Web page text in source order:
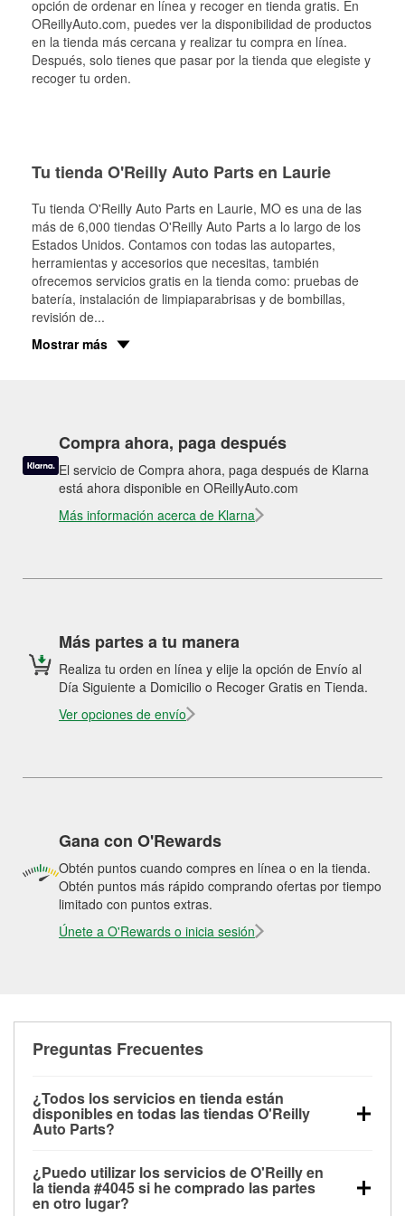
opción de ordenar en línea y recoger en tienda gratis. En
OReillyAuto.com, puedes ver la disponibilidad de productos
en la tienda más cercana y realizar tu compra en línea.
Después, solo tienes que pasar por la tienda que elegiste y
recoger tu orden.
Tu tienda O'Reilly Auto Parts en Laurie
Tu tienda O'Reilly Auto Parts en Laurie, MO es una de las
más de 6,000 tiendas O'Reilly Auto Parts a lo largo de los
Estados Unidos. Contamos con todas las autopartes,
herramientas y accesorios que necesitas, también
ofrecemos servicios gratis en la tienda como: pruebas de
batería, instalación de limpiaparabrisas y de bombillas,
revisión de...
Mostrar más
Compra ahora, paga después
El servicio de Compra ahora, paga después de Klarna
está ahora disponible en OReillyAuto.com
Más información acerca de Klarna
Más partes a tu manera
Realiza tu orden en línea y elije la opción de Envío al
Día Siguiente a Domicilio o Recoger Gratis en Tienda.
Ver opciones de envío
Gana con O'Rewards
Obtén puntos cuando compres en línea o en la tienda.
Obtén puntos más rápido comprando ofertas por tiempo
limitado con puntos extras.
Únete a O'Rewards o inicia sesión
Preguntas Frecuentes
¿Todos los servicios en tienda están
disponibles en todas las tiendas O'Reilly
Auto Parts?
las pruebas de batería, pruebas de alternador y
motor de arranque, revisión de la luz “Check Engine”
¿Puedo utilizar los servicios de O'Reilly en
la tienda #4045 si he comprado las partes
en otro lugar?